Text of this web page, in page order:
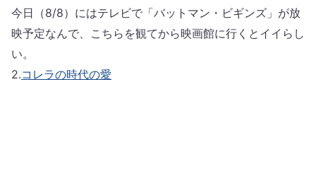
今日（8/8）にはテレビで「バットマン・ビギンズ」が放
映予定なんで、こちらを観てから映画館に行くとイイらし
い。
2.コレラの時代の愛